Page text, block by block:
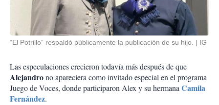
“El Potrillo” respaldó públicamente la publicación de su hijo. IG
Las especulaciones crecieron todavía más después de que
Alejandrono apareciera como invitado especial en el programa
Juego de Voces, donde participaron Alex y su hermanaCamila
Fernández.